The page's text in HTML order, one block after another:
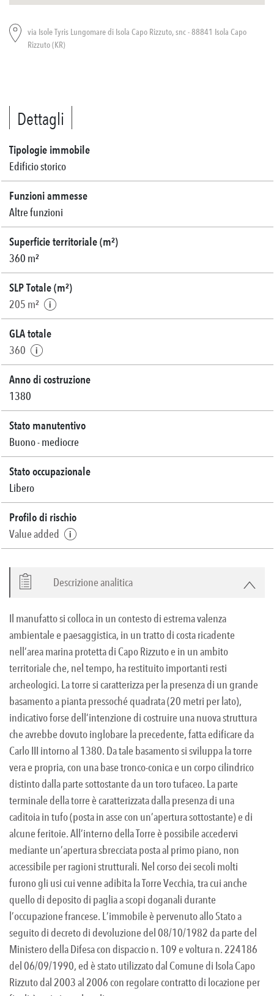
via Isole Tyris Lungomare di Isola Capo Rizzuto, snc - 88841 Isola Capo
Rizzuto (KR)
Dettagli
Tipologie immobile
Edificio storico
Funzioni ammesse
Altre funzioni
Superficie territoriale (m²)
360 m²
SLP Totale (m²)
205 m²
GLA totale
360
Anno di costruzione
1380
Stato manutentivo
Buono - mediocre
Stato occupazionale
Libero
Profilo di rischio
Value added
Descrizione analitica
Il manufatto si colloca in un contesto di estrema valenza
ambientale e paesaggistica, in un tratto di costa ricadente
nell’area marina protetta di Capo Rizzuto e in un ambito
territoriale che, nel tempo, ha restituito importanti resti
archeologici. La torre si caratterizza per la presenza di un grande
basamento a pianta pressoché quadrata (20 metri per lato),
indicativo forse dell’intenzione di costruire una nuova struttura
che avrebbe dovuto inglobare la precedente, fatta edificare da
Carlo III intorno al 1380. Da tale basamento si sviluppa la torre
vera e propria, con una base tronco-conica e un corpo cilindrico
distinto dalla parte sottostante da un toro tufaceo. La parte
terminale della torre è caratterizzata dalla presenza di una
caditoia in tufo (posta in asse con un’apertura sottostante) e di
alcune feritoie. All’interno della Torre è possibile accedervi
mediante un’apertura sbrecciata posta al primo piano, non
accessibile per ragioni strutturali. Nel corso dei secoli molti
furono gli usi cui venne adibita la Torre Vecchia, tra cui anche
quello di deposito di paglia a scopi doganali durante
l’occupazione francese. L’immobile è pervenuto allo Stato a
seguito di decreto di devoluzione del 08/10/1982 da parte del
Ministero della Difesa con dispaccio n. 109 e voltura n. 224186
del 06/09/1990, ed è stato utilizzato dal Comune di Isola Capo
Rizzuto dal 2003 al 2006 con regolare contratto di locazione per